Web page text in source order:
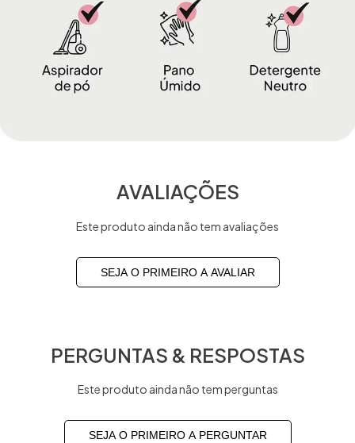
AVALIAÇÕES
Este produto ainda não tem avaliações
SEJA O PRIMEIRO A AVALIAR
PERGUNTAS & RESPOSTAS
Este produto ainda não tem perguntas
SEJA O PRIMEIRO A PERGUNTAR